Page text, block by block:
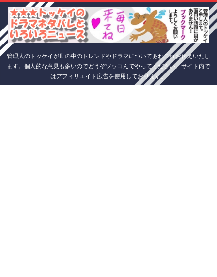
管理人のトッケイが世の中のトレンドやドラマについてあれこれお伝えいたし
ます。個人的な意見も多いのでどうぞツッコんでやってください。サイト内で
はアフィリエイト広告を使用しております。